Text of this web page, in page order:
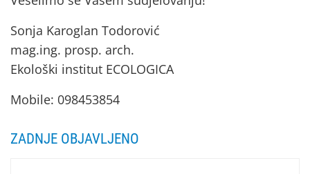
Sonja Karoglan Todorović
mag.ing. prosp. arch.
Ekološki institut ECOLOGICA
Mobile: 098453854
ZADNJE OBJAVLJENO